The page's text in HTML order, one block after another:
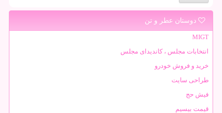
دوستان عطر و تن
MIGT
انتخابات مجلس ، کاندیدای مجلس
خرید و فروش خودرو
طراحی سایت
فیش حج
قیمت بیسیم